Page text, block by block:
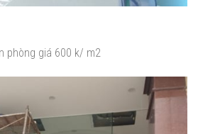
phòng giá 600 k/ m2